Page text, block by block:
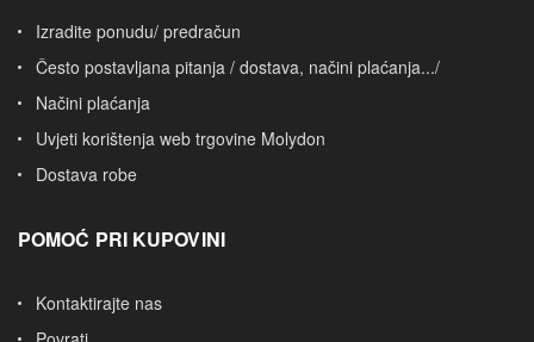
Izradite ponudu/ predračun
Često postavljana pitanja / dostava, načini plaćanja.../
Načini plaćanja
Uvjeti korištenja web trgovine Molydon
Dostava robe
POMOĆ PRI KUPOVINI
Kontaktirajte nas